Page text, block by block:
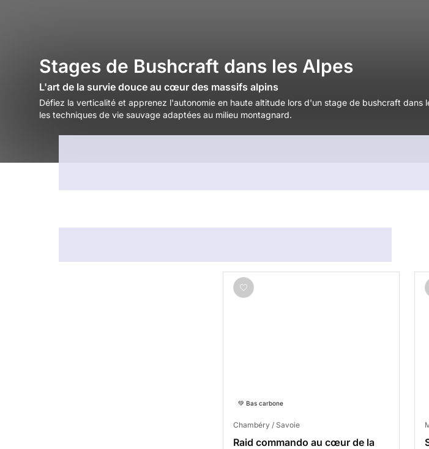
Stages de Bushcraft dans les Alpes
L'art de la survie douce au cœur des massifs alpins
Défiez la verticalité et apprenez l'autonomie en haute altitude lors d'un stage de bushcraft
les techniques de vie sauvage adaptées au milieu montagnard.
💚 Bas carbone
Chambéry / Savoie
Raid commando au cœur de la